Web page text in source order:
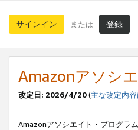
サインイン または 登録
Amazonアソシ
改定日: 2026/4/20(主な改定内
Amazonアソシエイト・プログラ